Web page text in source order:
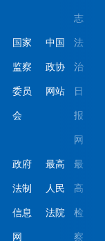
志
国家
监察
委员
会
中国
政协
网站
法
治
日
报
网
政府
法制
信息
网
最高
人民
法院
最
高
检
察